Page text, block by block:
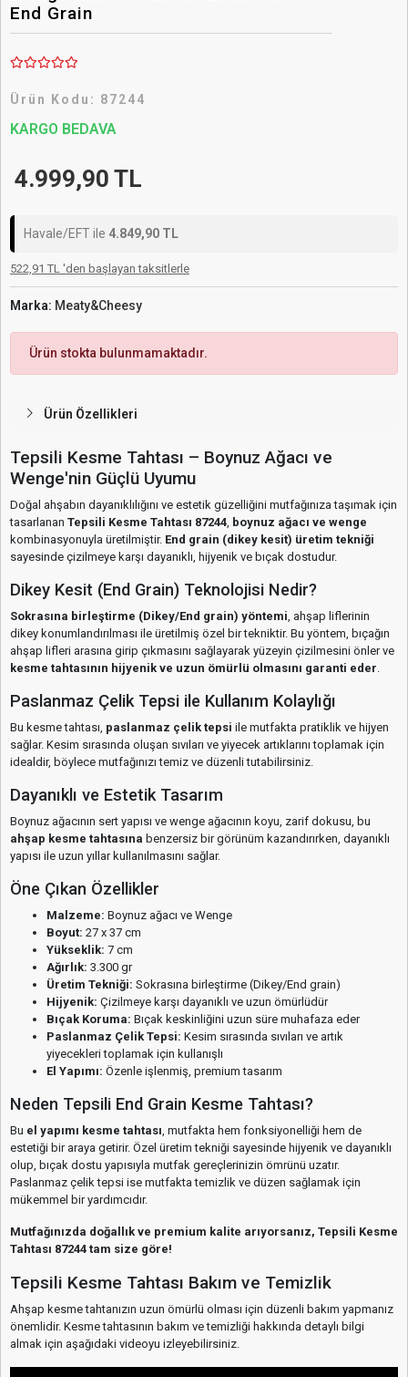
End Grain
Ürün Kodu: 87244
KARGO BEDAVA
4.999,90 TL
Havale/EFT ile 4.849,90 TL
522,91 TL 'den başlayan taksitlerle
Marka: Meaty&Cheesy
Ürün stokta bulunmamaktadır.
Ürün Özellikleri
Tepsili Kesme Tahtası – Boynuz Ağacı ve
Wenge'nin Güçlü Uyumu
Doğal ahşabın dayanıklılığını ve estetik güzelliğini mutfağınıza taşımak için
tasarlanan Tepsili Kesme Tahtası 87244 boynuz ağacı ve wenge
kombinasyonuyla üretilmiştir. End grain (dikey kesit) üretim tekniği
sayesinde çizilmeye karşı dayanıklı, hijyenik ve bıçak dostudur.
Dikey Kesit (End Grain) Teknolojisi Nedir?
Sokrasına birleştirme (Dikey/End grain) yöntemi , ahşap liflerinin
dikey konumlandırılması ile üretilmiş özel bir tekniktir. Bu yöntem, bıçağın
ahşap lifleri arasına girip çıkmasını sağlayarak yüzeyin çizilmesini önler ve
kesme tahtasının hijyenik ve uzun ömürlü olmasını garanti eder
Paslanmaz Çelik Tepsi ile Kullanım Kolaylığı
Bu kesme tahtası, paslanmaz çelik tepsi ile mutfakta pratiklik ve hijyen
sağlar. Kesim sırasında oluşan sıvıları ve yiyecek artıklarını toplamak için
idealdir, böylece mutfağınızı temiz ve düzenli tutabilirsiniz.
Dayanıklı ve Estetik Tasarım
Boynuz ağacının sert yapısı ve wenge ağacının koyu, zarif dokusu, bu
ahşap kesme tahtasına benzersiz bir görünüm kazandırırken, dayanıklı
yapısı ile uzun yıllar kullanılmasını sağlar.
Öne Çıkan Özellikler
Malzeme: Boynuz ağacı ve Wenge
Boyut: 27 x 37 cm
Yükseklik: 7 cm
Ağırlık: 3.300 gr
Üretim Tekniği: Sokrasına birleştirme (Dikey/End grain)
Hijyenik: Çizilmeye karşı dayanıklı ve uzun ömürlüdür
Bıçak Koruma: Bıçak keskinliğini uzun süre muhafaza eder
Paslanmaz Çelik Tepsi: Kesim sırasında sıvıları ve artık
yiyecekleri toplamak için kullanışlı
El Yapımı: Özenle işlenmiş, premium tasarım
Neden Tepsili End Grain Kesme Tahtası?
Bu el yapımı kesme tahtası , mutfakta hem fonksiyonelliği hem de
estetiği bir araya getirir. Özel üretim tekniği sayesinde hijyenik ve dayanıklı
olup, bıçak dostu yapısıyla mutfak gereçlerinizin ömrünü uzatır.
Paslanmaz çelik tepsi ise mutfakta temizlik ve düzen sağlamak için
mükemmel bir yardımcıdır.
Mutfağınızda doğallık ve premium kalite arıyorsanız, Tepsili Kesme
Tahtası 87244 tam size göre!
Tepsili Kesme Tahtası Bakım ve Temizlik
Ahşap kesme tahtanızın uzun ömürlü olması için düzenli bakım yapmanız
önemlidir. Kesme tahtasının bakım ve temizliği hakkında detaylı bilgi
almak için aşağıdaki videoyu izleyebilirsiniz.